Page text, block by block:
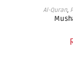
Al-Quran,